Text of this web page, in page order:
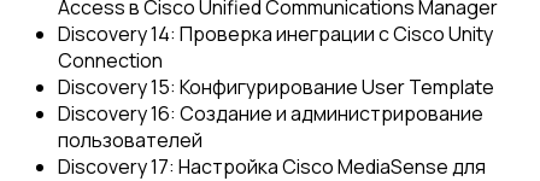
Access в Cisco Unified Communications Manager
Discovery 14: Проверка инеграции с Cisco Unity
Connection
Discovery 15: Конфигурирование User Template
Discovery 16: Создание и администрирование
пользователей
Discovery 17: Настройка Cisco MediaSense для